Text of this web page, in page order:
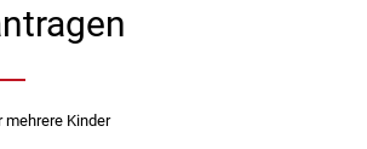
mehrere Kinder